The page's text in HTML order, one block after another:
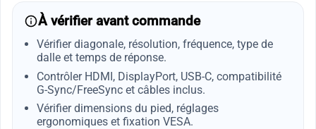
À vérifier avant commande
Vérifier diagonale, résolution, fréquence, type de
dalle et temps de réponse.
Contrôler HDMI, DisplayPort, USB-C, compatibilité
G-Sync/FreeSync et câbles inclus.
Vérifier dimensions du pied, réglages
ergonomiques et fixation VESA.